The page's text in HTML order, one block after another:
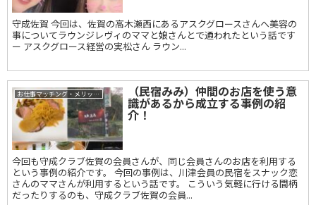
守成佐賀 今回は、佐賀の高木瀬西にあるアスクグロースさんへ美容の
事についてラウンジレヴィのママと娘さんとで通われたという話です
ー アスクグロース経営の実松さん ラウン...
お仕事マッチング・メリット事例 （民宿みみ）仲間のお店を使う意
識があるから成立する事例の紹
介！
今回も守成クラブ佐賀の会員さんが、同じ会員さんのお店を利用する
という事例の紹介です。 今回の事例は、川津会員の民宿をスナック恋
さんのママさんが利用するという話です。 こういう気軽に行ける間柄
だったりするのも、守成クラブ佐賀の会員...